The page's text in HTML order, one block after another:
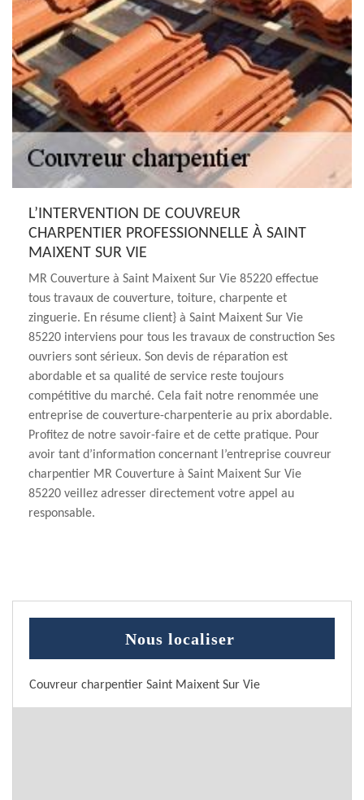
L’INTERVENTION DE COUVREUR
CHARPENTIER PROFESSIONNELLE À SAINT
MAIXENT SUR VIE
MR Couverture à Saint Maixent Sur Vie 85220 effectue
tous travaux de couverture, toiture, charpente et
zinguerie. En résume client} à Saint Maixent Sur Vie
85220 interviens pour tous les travaux de construction Ses
ouvriers sont sérieux. Son devis de réparation est
abordable et sa qualité de service reste toujours
compétitive du marché. Cela fait notre renommée une
entreprise de couverture-charpenterie au prix abordable.
Profitez de notre savoir-faire et de cette pratique. Pour
avoir tant d’information concernant l’entreprise couvreur
charpentier MR Couverture à Saint Maixent Sur Vie
85220 veillez adresser directement votre appel au
responsable.
Nous localiser
Couvreur charpentier Saint Maixent Sur Vie